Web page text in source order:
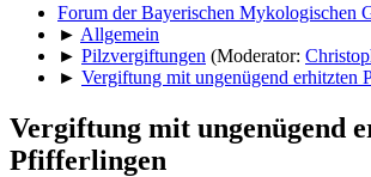
Forum der Bayerischen Mykologischen
► Allgemein
► Pilzvergiftungen (Moderator:
► Vergiftung mit ungenügend erhitzten
Vergiftung mit ungenügend
Pfifferlingen